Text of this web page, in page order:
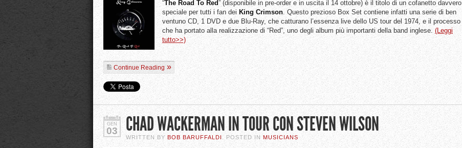
“The Road To Red” (disponibile in pre-order e in uscita il 14 ottobre) è il titolo di un cofanetto davvero
speciale per tutti i fan dei King Crimson. Questo prezioso Box Set contiene infatti una serie di ben
ventuno CD, 1 DVD e due Blu-Ray, che catturano l’essenza live dello US tour del 1974, e il processo
che ha portato alla realizzazione di “Red”, uno degli album più importanti della band inglese.(Leggi
tutto>>)
Continue Reading
GEN
03 CHAD WACKERMAN IN TOUR CON STEVEN WILSON
WRITTEN BYBOB BARUFFALDI . POSTED INMUSICIANS